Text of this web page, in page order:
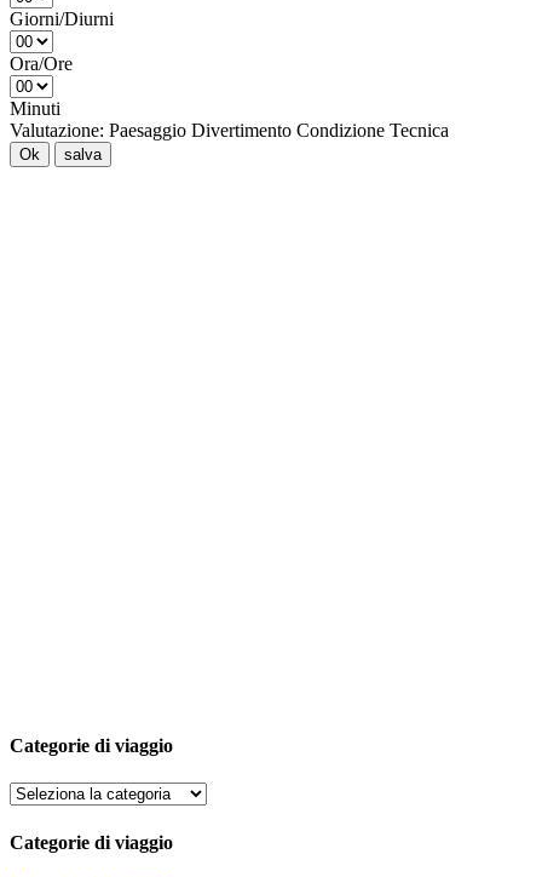
Giorni/Diurni
Ora/Ore
Minuti
Valutazione: Paesaggio Divertimento Condizione Tecnica
Ok salva
Categorie di viaggio
Categorie di viaggio